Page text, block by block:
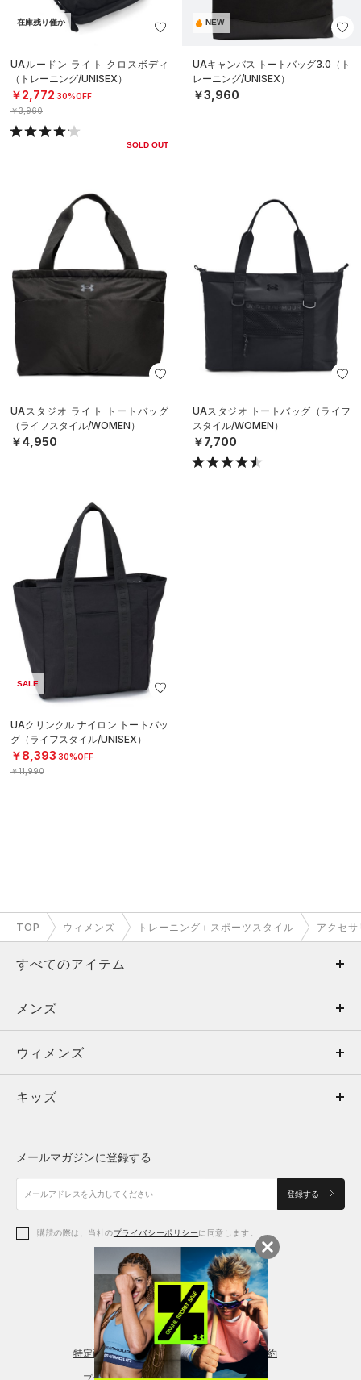
在庫残り僅か
UAルードン ライト クロスボディ
（トレーニング/UNISEX）
￥2,772 30%OFF
￥3,960
SOLD OUT
NEW
UAキャンバス トートバッグ3.0（ト
レーニング/UNISEX）
￥3,960
UAスタジオ ライト トートバッグ
（ライフスタイル/WOMEN）
￥4,950
UAスタジオ トートバッグ（ライフ
スタイル/WOMEN）
￥7,700
SALE
UAクリンクル ナイロン トートバッ
グ（ライフスタイル/UNISEX）
￥8,393 30%OFF
￥11,990
TOP ウィメンズ トレーニング＋スポーツスタイル アクセサ
すべてのアイテム
メンズ
ウィメンズ
キッズ
アクセサリー
メンズ
トップス
ボトムス
アクセサリー
ウィメンズ
トップス
シューズ
アクセサリー
レギンス＆タイツ
キッズ
シューズ
メールマガジンに登録する
登録する
購読の際は、当社のプライバシーポリシーに同意します。
特定商取引法に基づく通販の表記 会員規約